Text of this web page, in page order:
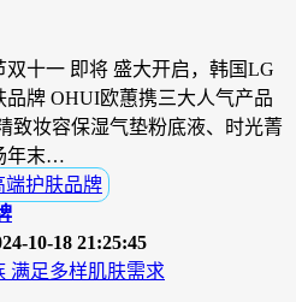
十一 即将 盛大开启，韩国LG
品牌 OHUI欧蕙携三大人气产品
致妆容保湿气垫粉底液、时光菁
年末…
端护肤品牌
10-18 21:25:45